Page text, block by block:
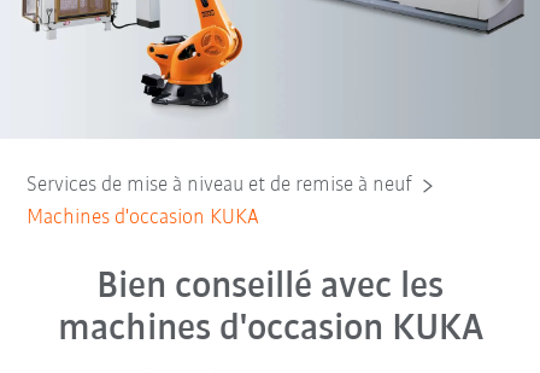
Services de mise à niveau et de remise à neuf
Machines d'occasion KUKA
Bien conseillé avec les
machines d'occasion KUKA